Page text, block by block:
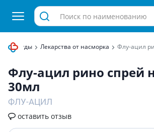
простуды Лекарства от насморка Флу-ацил
Флу-ацил рино спрей
30мл
ФЛУ-АЦИЛ
оставить отзыв